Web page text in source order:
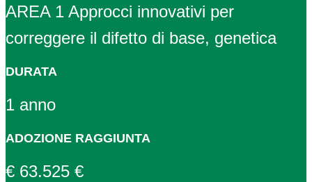
AREA 1 Approcci innovativi per
correggere il difetto di base, genetica
DURATA
1 anno
ADOZIONE RAGGIUNTA
€ 63.525 €